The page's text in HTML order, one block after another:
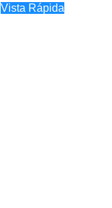
Vista Rápida